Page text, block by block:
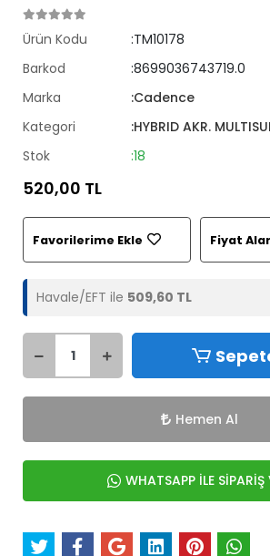
Ürün Kodu
:TM10178
Barkod
:8699036743719.0
Marka
:Cadence
Kategori
:HYBRID AKR.
Stok
:18
520,00 TL
Favorilerime Ekle Fiyat
Havale/EFT ile 509,60 TL
Hemen Al
WHATSAPP İLE SİPARİŞ